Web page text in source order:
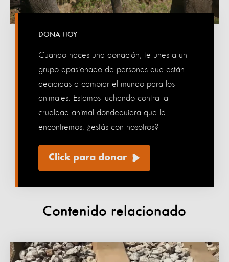
DONA HOY
Cuando haces una donación, te unes a un
grupo apasionado de personas que están
decididas a cambiar el mundo para los
animales. Estamos luchando contra la
crueldad animal dondequiera que la
encontremos, ¿estás con nosotros?
Click para donar
Contenido relacionado